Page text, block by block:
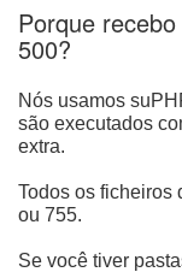
Porque
500?
Nós usamos
são executados
extra.
Todos os ficheiros
ou 755.
Se você tiver